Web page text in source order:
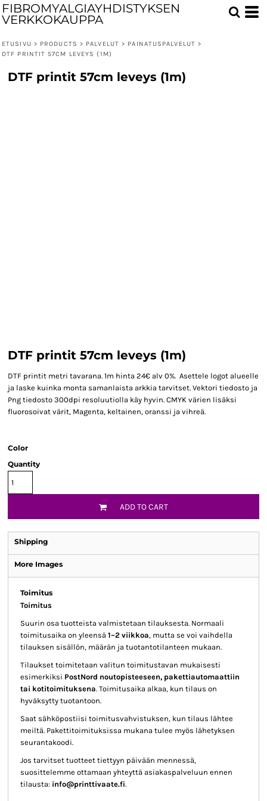
FIBROMYALGIAYHDISTYKSEN
VERKKOKAUPPA
ETUSIVU > PRODUCTS > PALVELUT > PAINATUSPALVELUT >
DTF PRINTIT 57CM LEVEYS (1M)
DTF printit 57cm leveys (1m)
DTF printit 57cm leveys (1m)
DTF printit metri tavarana. 1m hinta 24€ alv 0%. Asettele logot alueelle
ja laske kuinka monta samanlaista arkkia tarvitset. Vektori tiedosto ja
Png tiedosto 300dpi resoluutiolla käy hyvin. CMYK värien lisäksi
fluorosoivat värit, Magenta, keltainen, oranssi ja vihreä.
Color
Quantity
ADD TO CART
Shipping
More Images
Toimitus
Toimitus
Suurin osa tuotteista valmistetaan tilauksesta. Normaali
toimitusaika on yleensä 1–2 viikkoa, mutta se voi vaihdella
tilauksen sisällön, määrän ja tuotantotilanteen mukaan.
Tilaukset toimitetaan valitun toimitustavan mukaisesti
esimerkiksi PostNord noutopisteeseen, pakettiautomaattiin
tai kotitoimituksena. Toimitusaika alkaa, kun tilaus on
hyväksytty tuotantoon.
Saat sähköpostiisi toimitusvahvistuksen, kun tilaus lähtee
meiltä. Pakettitoimituksissa mukana tulee myös lähetyksen
seurantakoodi.
Jos tarvitset tuotteet tiettyyn päivään mennessä,
suosittelemme ottamaan yhteyttä asiakaspalveluun ennen
tilausta: info@printtivaate.fi.